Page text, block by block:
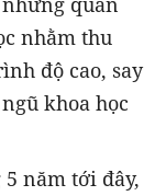
nhằm thu
độ cao, say
khoa học
năm tới đây,